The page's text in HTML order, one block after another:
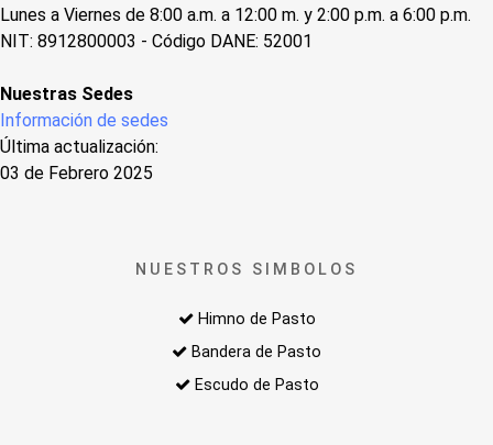
Lunes a Viernes de 8:00 a.m. a 12:00 m. y 2:00 p.m. a 6:00 p.m.
NIT: 8912800003 - Código DANE: 52001
Nuestras Sedes
Información de sedes
Última actualización:
03 de Febrero 2025
NUESTROS SIMBOLOS
Himno de Pasto
Bandera de Pasto
Escudo de Pasto